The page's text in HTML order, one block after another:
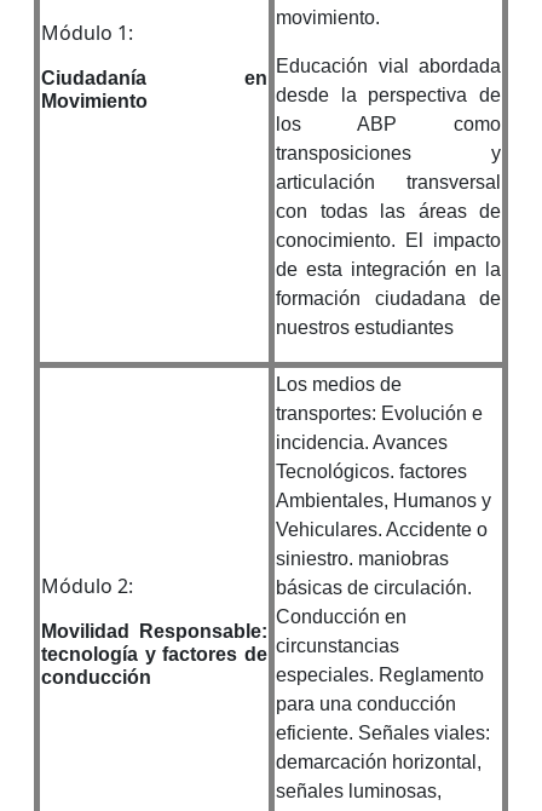
Módulo 1:
Ciudadanía en
Movimiento
movimiento.
Educación vial abordada
desde la perspectiva de
los ABP como
transposiciones y
articulación transversal
con todas las áreas de
conocimiento. El impacto
de esta integración en la
formación ciudadana de
nuestros estudiantes
Módulo 2:
Movilidad Responsable:
tecnología y factores de
conducción
Los medios de
transportes: Evolución e
incidencia. Avances
Tecnológicos. factores
Ambientales, Humanos y
Vehiculares. Accidente o
siniestro. maniobras
básicas de circulación.
Conducción en
circunstancias
especiales. Reglamento
para una conducción
eficiente. Señales viales:
demarcación horizontal,
señales luminosas,